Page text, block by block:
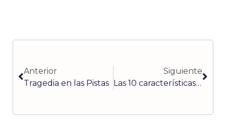
Anterior
Tragedia en las Pistas
Siguiente
Las 10 características de un emprendedor (parte 4)